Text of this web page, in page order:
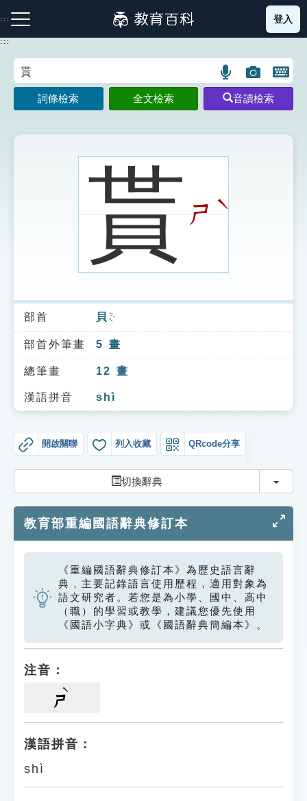
到
主
:::
注音索引圖示 筆畫索引圖示 部首索引表圖示
索引選單
知識索引
單字索引
生命大百科索引
遊戲專區
教學應用
貓頭鷹博士
登入
:::
語
言
搜
示
圖
片
搜
開
鍵
圖
詞條檢索 全文檢索 音讀檢索
貰ㄕ ˋ
部首 貝 ㄅㄟˋ
部首外筆畫 5 畫
總筆畫 12 畫
漢語拼音 shì
開啟關聯 列入收藏 QRcode分享
切換辭典 切換
教育部重編國語辭典修訂本
《重編國語辭典修訂本》為歷史語言辭
典，主要記錄語言使用歷程，適用對象為
語文研究者。若您是為小學、國中、高中
（職）的學習或教學，建議您優先使用
《國語小字典》或《國語辭典簡編本》。
注音：
ㄕ
漢語拼音：
shì